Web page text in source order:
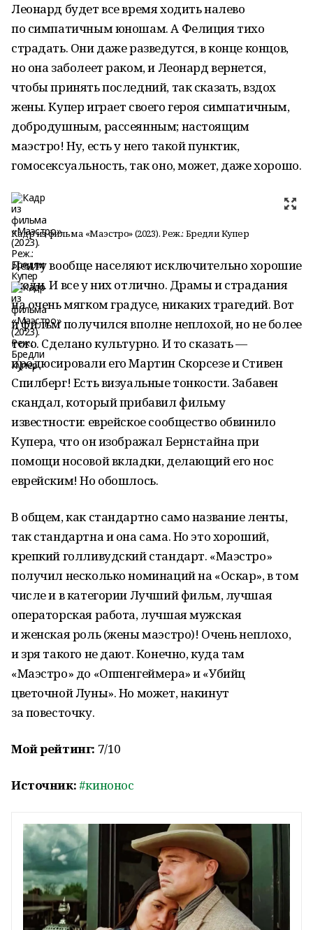
Леонард будет все время ходить налево
по симпатичным юношам. А Фелиция тихо
страдать. Они даже разведутся, в конце концов,
но она заболеет раком, и Леонард вернется,
чтобы принять последний, так сказать, вздох
жены. Купер играет своего героя симпатичным,
добродушным, рассеянным; настоящим
маэстро! Ну, есть у него такой пунктик,
гомосексуальность, так оно, может, даже хорошо.
Кадр из фильма «Маэстро» (2023). Реж.: Бредли Купер
Ленту вообще населяют исключительно хорошие
люди. И все у них отлично. Драмы и страдания
на очень мягком градусе, никаких трагедий. Вот
и фильм получился вполне неплохой, но не более
того. Сделано культурно. И то сказать —
продюсировали его Мартин Скорсезе и Стивен
Спилберг! Есть визуальные тонкости. Забавен
скандал, который прибавил фильму
известности: еврейское сообщество обвинило
Купера, что он изображал Бернстайна при
помощи носовой вкладки, делающий его нос
еврейским! Но обошлось.
В общем, как стандартно само название ленты,
так стандартна и она сама. Но это хороший,
крепкий голливудский стандарт. «Маэстро»
получил несколько номинаций на «Оскар», в том
числе и в категории Лучший фильм, лучшая
операторская работа, лучшая мужская
и женская роль (жены маэстро)! Очень неплохо,
и зря такого не дают. Конечно, куда там
«Маэстро» до «Оппенгеймера» и «Убийц
цветочной Луны». Но может, накинут
за повесточку.
Мой рейтинг: 7/10
Источник:#кинонос